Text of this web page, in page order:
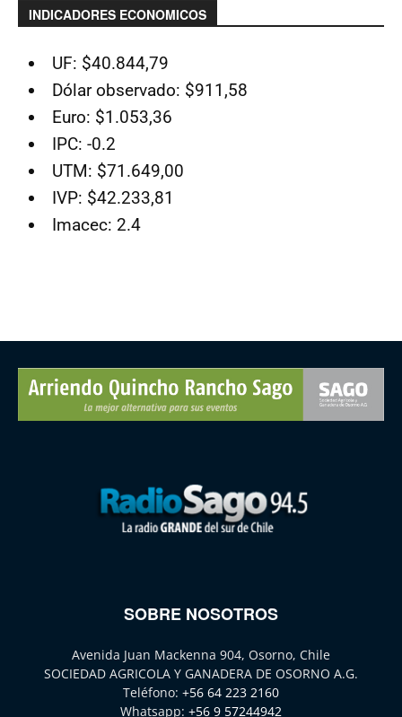
INDICADORES ECONOMICOS
UF: $40.844,79
Dólar observado: $911,58
Euro: $1.053,36
IPC: -0.2
UTM: $71.649,00
IVP: $42.233,81
Imacec: 2.4
SOBRE NOSOTROS
Avenida Juan Mackenna 904, Osorno, Chile
SOCIEDAD AGRICOLA Y GANADERA DE OSORNO A.G.
Teléfono: +56 64 223 2160
Whatsapp: +56 9 57244942